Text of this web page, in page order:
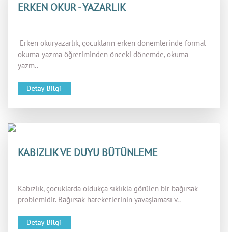
ERKEN OKUR - YAZARLIK
Erken okuryazarlık, çocukların erken dönemlerinde formal
okuma-yazma öğretiminden önceki dönemde, okuma
yazm..
KABIZLIK VE DUYU BÜTÜNLEME
Kabızlık, çocuklarda oldukça sıklıkla görülen bir bağırsak
problemidir. Bağırsak hareketlerinin yavaşlaması v..